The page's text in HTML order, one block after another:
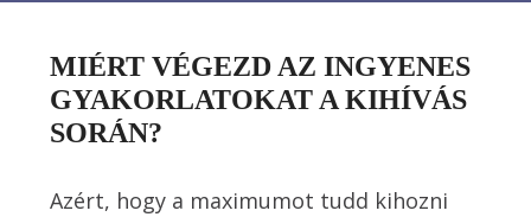
MIÉRT VÉGEZD AZ INGYENES
GYAKORLATOKAT A KIHÍVÁS
SORÁN?
Azért, hogy a maximumot tudd kihozni